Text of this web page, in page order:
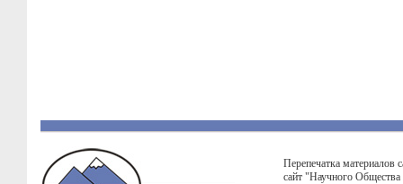
Перепечатка материалов
сайт "Научного